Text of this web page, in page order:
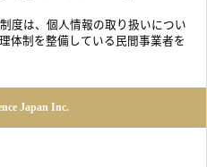
度は、個人情報の取り扱いについ
体制を整備している民間事業者を
Japan Inc.